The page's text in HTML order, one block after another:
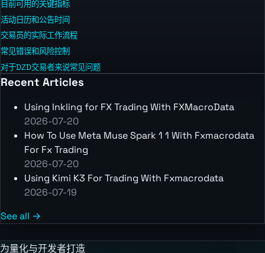
目前可用的关键指标
活动日历和公告时间
交易员的实际工作流程
常见错误和风险控制
对于DZD交易者来说常见问题
Recent Articles
Using Inkling for FX Trading With FXMacroData
2026-07-20
How To Use Meta Muse Spark 1 1 With Fxmacrodata
For Fx Trading
2026-07-20
Using Kimi K3 For Trading With Fxmacrodata
2026-07-19
See all →
为量化与开发者打造